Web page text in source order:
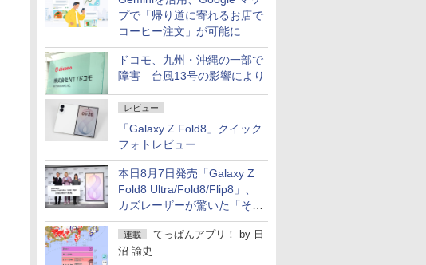
プで「帰り道に寄れるお店で
コーヒー注文」が可能に
ドコモ、九州・沖縄の一部で
障害 台風13号の影響により
レビュー
「Galaxy Z Fold8」クイック
フォトレビュー
本日8月7日発売「Galaxy Z
Fold8 Ultra/Fold8/Flip8」、
カズレーザーが驚いた「そば
屋のメニュー並みの薄さ」
連載 てっぱんアプリ！ by 日
沼 諭史